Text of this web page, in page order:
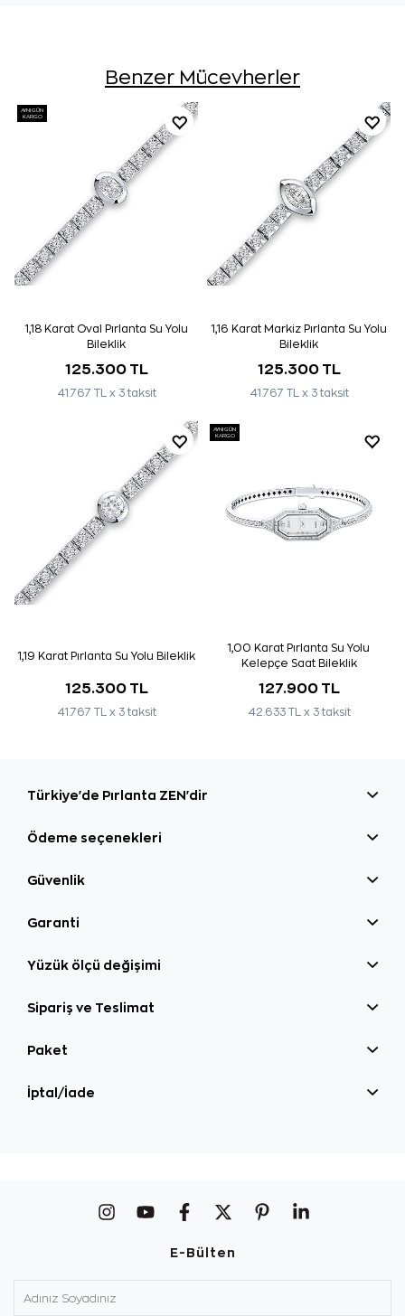
Benzer Mücevherler
AYNI GÜN
KARGO
1,18 Karat Oval Pırlanta Su Yolu
Bileklik
125.300 TL
41.767 TL x 3 taksit
1,16 Karat Markiz Pırlanta Su Yolu
Bileklik
125.300 TL
41.767 TL x 3 taksit
1,19 Karat Pırlanta Su Yolu Bileklik
125.300 TL
41.767 TL x 3 taksit
AYNI GÜN
KARGO
1,00 Karat Pırlanta Su Yolu
Kelepçe Saat Bileklik
127.900 TL
42.633 TL x 3 taksit
Türkiye'de Pırlanta ZEN'dir
Ödeme seçenekleri
Güvenlik
Garanti
Yüzük ölçü değişimi
Sipariş ve Teslimat
Paket
İptal/İade
E-Bülten